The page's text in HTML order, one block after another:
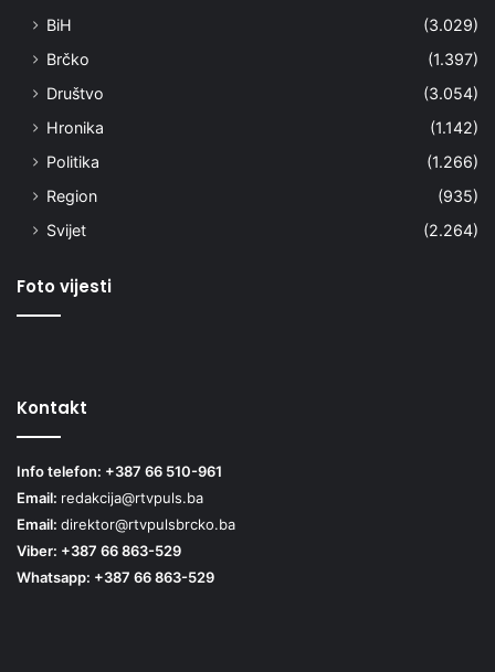
BiH
(3.029)
Brčko
(1.397)
Društvo
(3.054)
Hronika
(1.142)
Politika
(1.266)
Region
(935)
Svijet
(2.264)
Foto vijesti
Kontakt
Info telefon: +387 66 510-961
Email: redakcija@rtvpuls.ba
Email: direktor@rtvpulsbrcko.ba
Viber: +387 66 863-529
Whatsapp: +387 66 863-529